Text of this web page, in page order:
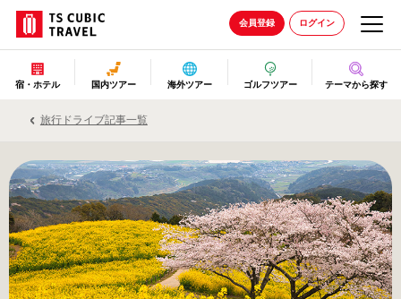
会員登録 ログイン
宿・ホテル 国内ツアー 海外ツアー ゴルフツアー テーマから探す
旅行ドライブ記事一覧